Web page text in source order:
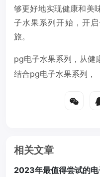
够更好地实现健康和美
子水果系列开始，开
旅。
pg电子水果系列，从健
结合pg电子水果系列，
相关文章
2023年最值得尝试的